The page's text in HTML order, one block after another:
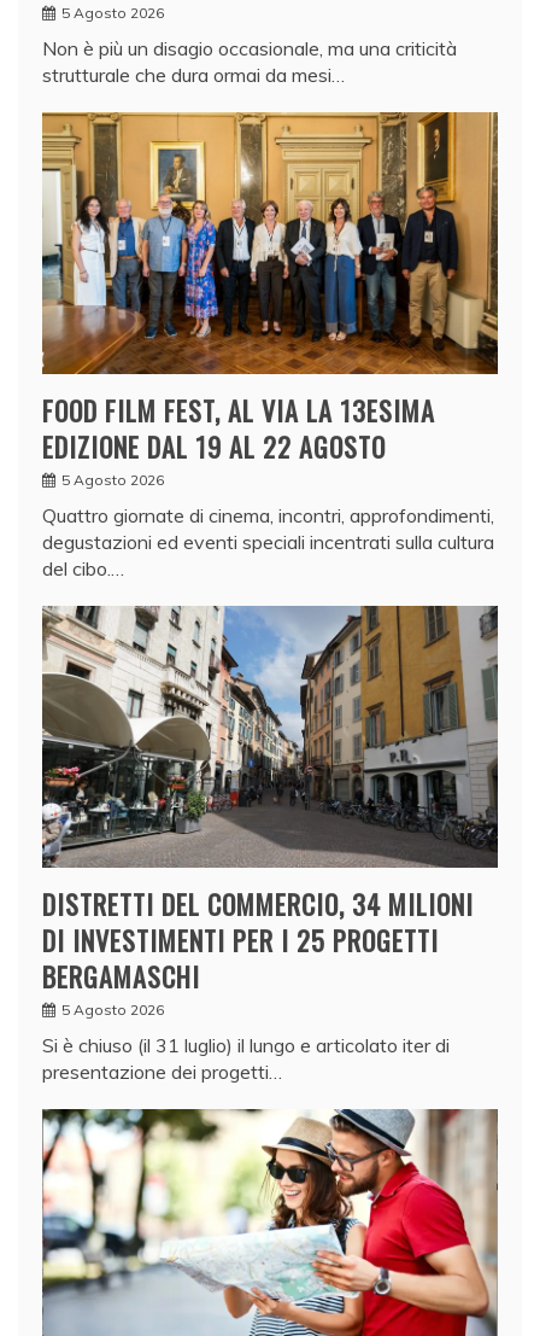
5 Agosto 2026
Non è più un disagio occasionale, ma una criticità
strutturale che dura ormai da mesi…
FOOD FILM FEST, AL VIA LA 13ESIMA
EDIZIONE DAL 19 AL 22 AGOSTO
5 Agosto 2026
Quattro giornate di cinema, incontri, approfondimenti,
degustazioni ed eventi speciali incentrati sulla cultura
del cibo.…
DISTRETTI DEL COMMERCIO, 34 MILIONI
DI INVESTIMENTI PER I 25 PROGETTI
BERGAMASCHI
5 Agosto 2026
Si è chiuso (il 31 luglio) il lungo e articolato iter di
presentazione dei progetti…